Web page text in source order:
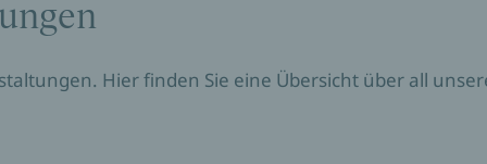
Hier finden Sie eine Übersicht über all